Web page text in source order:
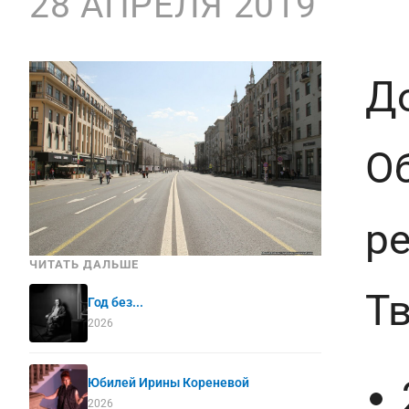
ЧИТАТЬ ДАЛЬШЕ
Год без...
2026
Юбилей Ирины Кореневой
2026